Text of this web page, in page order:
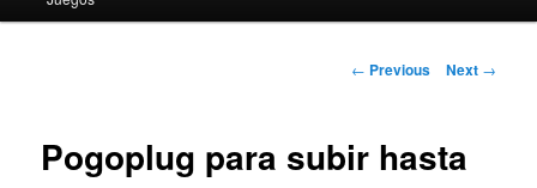
to
Post
← Previous Next →
Pogoplug para subir hasta